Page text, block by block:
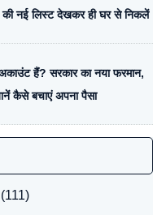
की नई लिस्ट देखकर ही घर से निकलें
हैं? सरकार का नया फरमान,
कैसे बचाएं अपना पैसा
(111)